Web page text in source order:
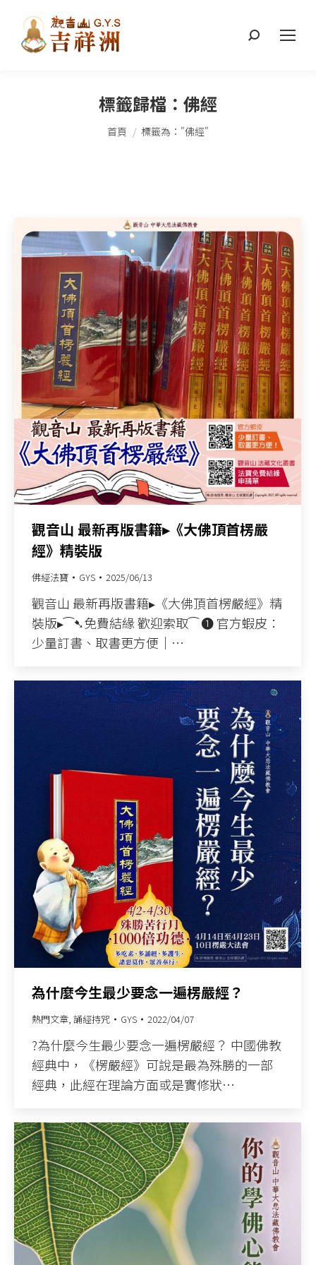
搜
標籤歸檔： 佛經
您在這裡：
首頁 標籤為："佛經"
觀音山 最新再版書籍▸《大佛頂首楞嚴
經》精裝版
佛經法寶 GYS 2025/06/13
觀音山 最新再版書籍▸《大佛頂首楞嚴經》精
裝版▸⁀➷免費結緣 歡迎索取⁀ ➊ 官方蝦皮：
少量訂書、取書更方便｜…
為什麼今生最少要念一遍楞嚴經？
熱門文章, 誦經持咒 GYS 2022/04/07
?為什麼今生最少要念一遍楞嚴經？ 中國佛教
經典中，《楞嚴經》可說是最為殊勝的一部
經典，此經在理論方面或是實修狀…